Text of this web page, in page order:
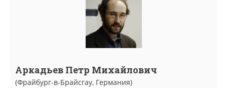
Аркадьев Петр Михайлович
(Фрайбург-в-Брайсгау, Германия)